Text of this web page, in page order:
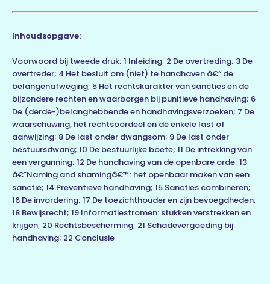
Inhoudsopgave:
Voorwoord bij tweede druk; 1 Inleiding; 2 De overtreding; 3 De
overtreder; 4 Het besluit om (niet) te handhaven â€“ de
belangenafweging; 5 Het rechtskarakter van sancties en de
bijzondere rechten en waarborgen bij punitieve handhaving; 6
De (derde-)belanghebbende en handhavingsverzoeken; 7 De
waarschuwing, het rechtsoordeel en de enkele last of
aanwijzing; 8 De last onder dwangsom; 9 De last onder
bestuursdwang; 10 De bestuurlijke boete; 11 De intrekking van
een vergunning; 12 De handhaving van de openbare orde; 13
â€˜Naming and shamingâ€™: het openbaar maken van een
sanctie; 14 Preventieve handhaving; 15 Sancties combineren;
16 De invordering; 17 De toezichthouder en zijn bevoegdheden;
18 Bewijsrecht; 19 Informatiestromen: stukken verstrekken en
krijgen; 20 Rechtsbescherming; 21 Schadevergoeding bij
handhaving; 22 Conclusie